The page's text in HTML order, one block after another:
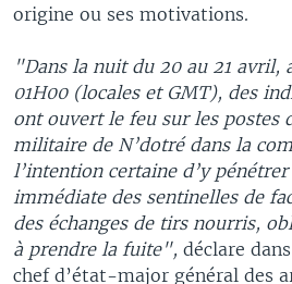
origine ou ses motivations.
"Dans la nuit du 20 au 21 avril,
01H00 (locales et GMT), des
ont ouvert le feu sur les postes
militaire de N’dotré dans la
l’intention certaine d’y
immédiate des sentinelles de
des échanges de tirs nourris,
à prendre la fuite", déclare
chef d’état-major général des